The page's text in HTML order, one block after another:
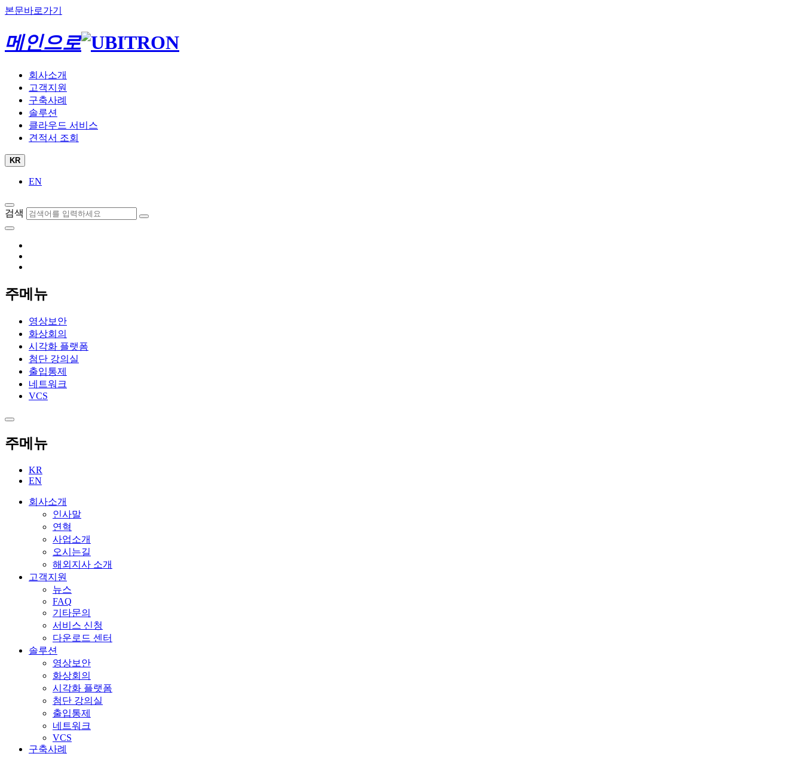
본문바로가기
메인으로
회사소개
고객지원
구축사례
솔루션
클라우드 서비스
견적서 조회
KR
EN
검색
주메뉴
영상보안
화상회의
시각화 플랫폼
첨단 강의실
출입통제
네트워크
VCS
주메뉴
KR
EN
회사소개
인사말
연혁
사업소개
오시는길
해외지사 소개
고객지원
뉴스
FAQ
기타문의
서비스 신청
다운로드 센터
솔루션
영상보안
화상회의
시각화 플랫폼
첨단 강의실
출입통제
네트워크
VCS
구축사례